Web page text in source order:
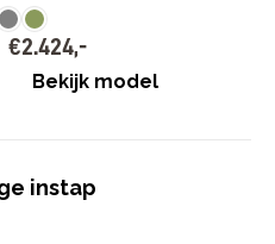
€2.424,-
Bekijk model
instap